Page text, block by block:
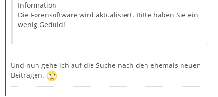
Information
Die Forensoftware wird aktualisiert. Bitte haben Sie ein
wenig Geduld!
Und nun gehe ich auf die Suche nach den ehemals neuen
Beiträgen.